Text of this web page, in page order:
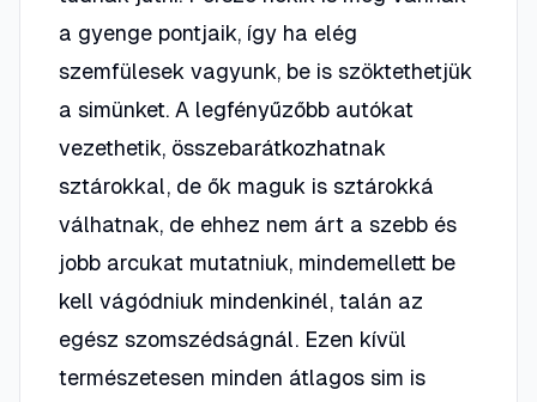
a gyenge pontjaik, így ha elég
szemfülesek vagyunk, be is szöktethetjük
a simünket. A legfényűzőbb autókat
vezethetik, összebarátkozhatnak
sztárokkal, de ők maguk is sztárokká
válhatnak, de ehhez nem árt a szebb és
jobb arcukat mutatniuk, mindemellett be
kell vágódniuk mindenkinél, talán az
egész szomszédságnál. Ezen kívül
természetesen minden átlagos sim is